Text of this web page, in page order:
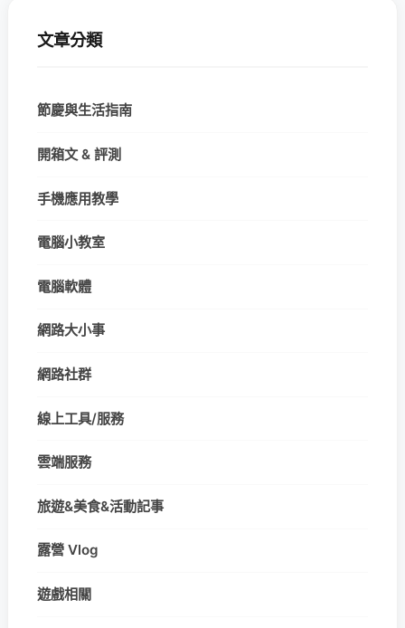
文章分類
節慶與生活指南
開箱文 & 評測
手機應用教學
電腦小教室
電腦軟體
網路大小事
網路社群
線上工具/服務
雲端服務
旅遊&美食&活動記事
露營 Vlog
遊戲相關